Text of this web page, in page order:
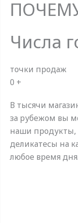
Числа
точки продаж
0 +
В тысячи
за рубежом вы
наши
деликатесы на
любое время дня.